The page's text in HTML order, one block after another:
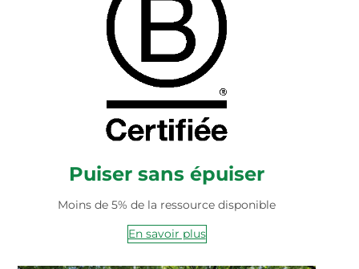
Puiser sans épuiser
Moins de 5% de la ressource disponible
En savoir plus